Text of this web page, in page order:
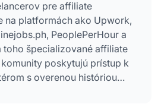
pre affiliate
na platformách ako Upwork,
PeoplePerHour a
toho špecializované affiliate
poskytujú prístup k
s overenou históriou